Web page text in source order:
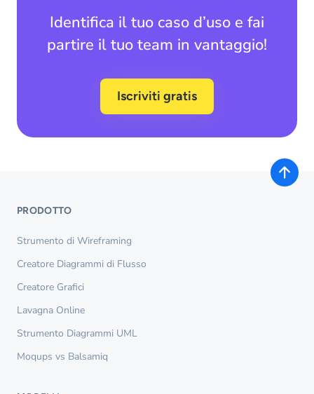
Identifica il tuo caso d’uso e fai
partire il tuo team in vantaggio!
Iscriviti gratis
PRODOTTO
Strumento di Wireframing
Creatore Diagrammi di Flusso
Creatore Grafici
Lavagna Online
Strumento Diagrammi UML
Moqups vs Balsamiq